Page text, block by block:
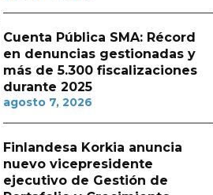
Cuenta Pública SMA: Récord
en denuncias gestionadas y
más de 5.300 fiscalizaciones
durante 2025
agosto 7, 2026
Finlandesa Korkia anuncia
nuevo vicepresidente
ejecutivo de Gestión de